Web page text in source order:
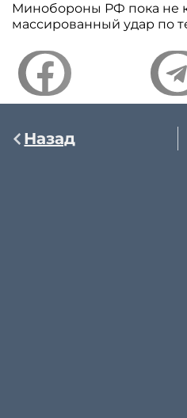
Минобороны РФ пока не
массированный удар по
Назад